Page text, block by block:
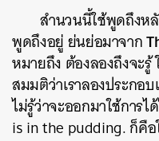
สำนวนนี้ใช้พูดถึงห
พูดถึงอยู่ ย่นย่อมาจาก
หมายถึง ต้องลองถึงจะ
สมมติว่าเราลองประกอ
ไม่รู้ว่าจะออกมาใช้การไ
is in the pudding. ก็คื